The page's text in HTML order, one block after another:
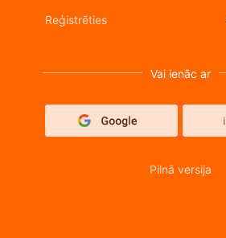
Reģistrēties
Vai ienāc ar
Pilnā versija